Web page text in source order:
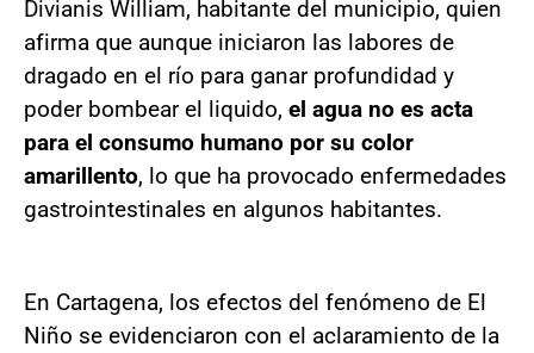
Divianis William, habitante del municipio, quien
afirma que aunque iniciaron las labores de
dragado en el río para ganar profundidad y
poder bombear el liquido, el agua no es acta
para el consumo humano por su color
amarillento, lo que ha provocado enfermedades
gastrointestinales en algunos habitantes.
En Cartagena, los efectos del fenómeno de El
Niño se evidenciaron con el aclaramiento de la